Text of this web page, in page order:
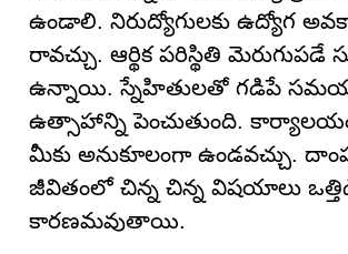
ఉండాలి. నిరుద్యోగులకు ఉద్యోగ
రావచ్చు. ఆర్థిక పరిస్థితి మెరుగుపడే
ఉన్నాయి. స్నేహితులతో గడిపే
ఉత్సాహాన్ని పెంచుతుంది.
మీకు అనుకూలంగా ఉండవచ్చు.
జీవితంలో చిన్న చిన్న విషయాలు
కారణమవుతాయి.